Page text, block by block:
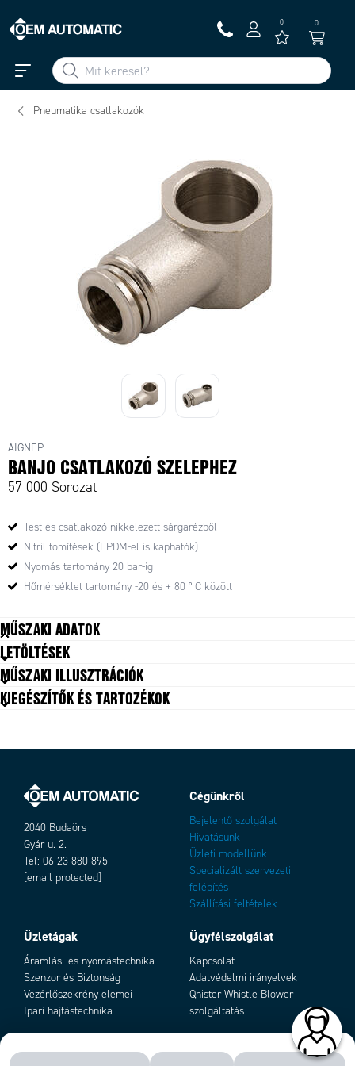
0 0
Pneumatika csatlakozók
AIGNEP
BANJO CSATLAKOZÓ SZELEPHEZ
57 000 Sorozat
Test és csatlakozó nikkelezett sárgarézből
Nitril tömítések (EPDM-el is kaphatók)
Nyomás tartomány 20 bar-ig
Hőmérséklet tartomány -20 és + 80 ° C között
MŰSZAKI ADATOK
Kiszerelés
Kivitel
Test anyaga
LETÖLTÉSEK
MŰSZAKI ILLUSZTRÁCIÓK
KIEGÉSZÍTŐK ÉS TARTOZÉKOK
Változatok
Add as new cart row
2040 Budaörs
Gyár u. 2.
Tel: 06-23 880-895
[email protected]
Cégünkről
Bejelentő szolgálat
Hivatásunk
Üzleti modellünk
Specializált szervezeti
felépítés
Szállítási feltételek
Üzletágak
Áramlás- és nyomástechnika
Szenzor és Biztonság
Vezérlőszekrény elemei
Ipari hajtástechnika
Ügyfélszolgálat
Kapcsolat
Adatvédelmi irányelvek
Qnister Whistle Blower
szolgáltatás